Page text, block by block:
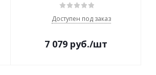
Доступен под заказ
7 079 руб./шт